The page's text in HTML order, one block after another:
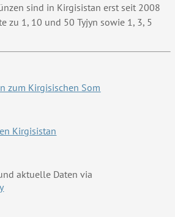
sind in Kirgisistan erst seit 2008
zu 1, 10 und 50 Tyjyn sowie 1, 3, 5
zum Kirgisischen Som
Kirgisistan
aktuelle Daten via